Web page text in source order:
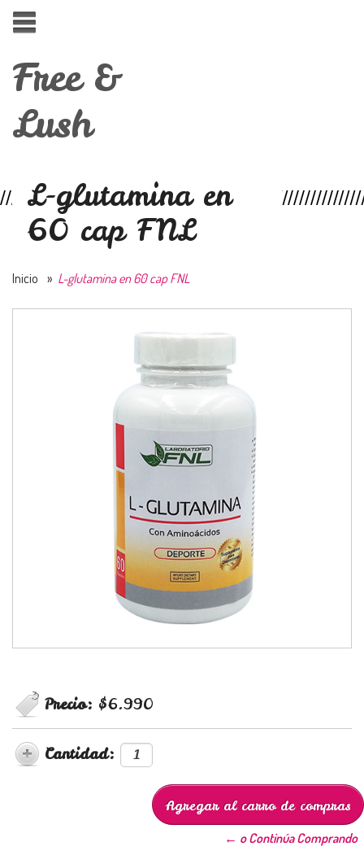
Free &
Lush
L-glutamina en
60 cap FNL
Inicio » L-glutamina en 60 cap FNL
Precio: $6.990
Cantidad:
← o Continúa Comprando